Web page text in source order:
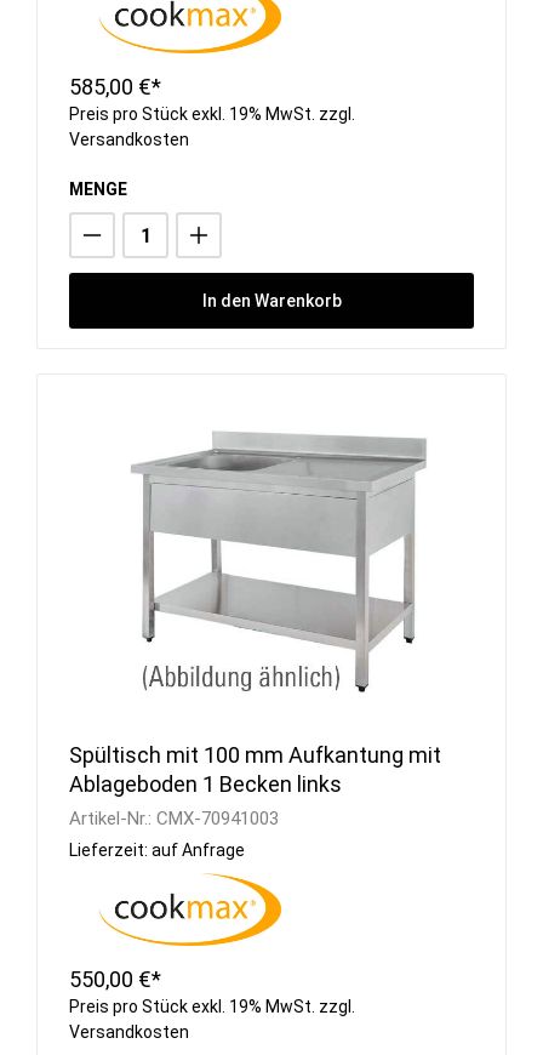
585,00 €*
Preis pro Stück exkl. 19% MwSt. zzgl.
Versandkosten
MENGE
In den Warenkorb
Spültisch mit 100 mm Aufkantung mit
Ablageboden 1 Becken links
Artikel-Nr.: CMX-70941003
Lieferzeit: auf Anfrage
550,00 €*
Preis pro Stück exkl. 19% MwSt. zzgl.
Versandkosten